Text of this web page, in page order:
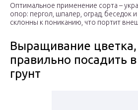
Оптимальное применение сорта –
опор: пергол, шпалер, оград, беседок
склонны к пониканию, что портит
Выращивание цветка,
правильно посадить
грунт